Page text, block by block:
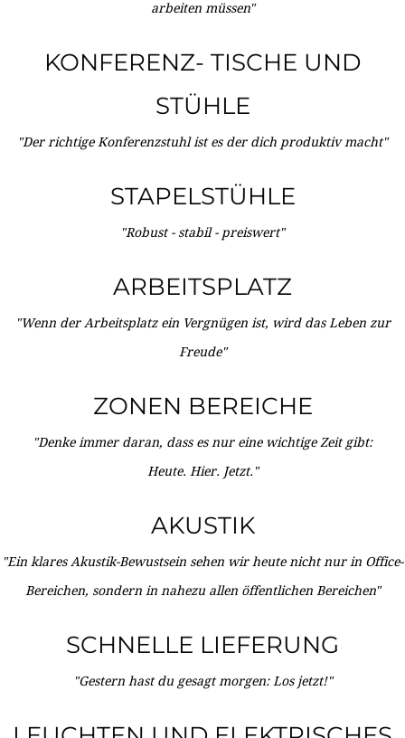
arbeiten müssen"
KONFERENZ- TISCHE UND
STÜHLE
"Der richtige Konferenzstuhl ist es der dich produktiv macht"
STAPELSTÜHLE
"Robust - stabil - preiswert"
ARBEITSPLATZ
"Wenn der Arbeitsplatz ein Vergnügen ist, wird das Leben zur
Freude"
ZONEN BEREICHE
"Denke immer daran, dass es nur eine wichtige Zeit gibt:
Heute. Hier. Jetzt."
AKUSTIK
"Ein klares Akustik-Bewustsein sehen wir heute nicht nur in Office-
Bereichen, sondern in nahezu allen öffentlichen Bereichen"
SCHNELLE LIEFERUNG
"Gestern hast du gesagt morgen: Los jetzt!"